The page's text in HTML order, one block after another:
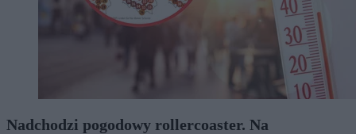
Nadchodzi pogodowy rollercoaster. Na